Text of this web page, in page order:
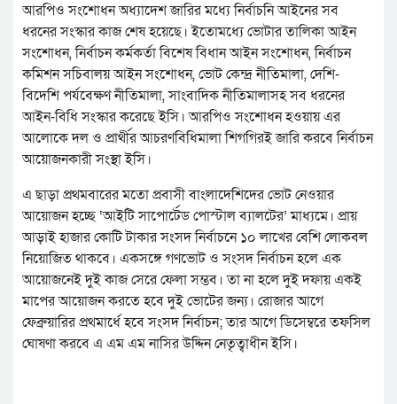
আরপিও সংশোধন অধ্যাদেশ জারির মধ্যে নির্বাচনি আইনের সব
ধরনের সংস্কার কাজ শেষ হয়েছে। ইতোমধ্যে ভোটার তালিকা আইন
সংশোধন, নির্বাচন কর্মকর্তা বিশেষ বিধান আইন সংশোধন, নির্বাচন
কমিশন সচিবালয় আইন সংশোধন, ভোট কেন্দ্র নীতিমালা, দেশি-
বিদেশি পর্যবেক্ষণ নীতিমালা, সাংবাদিক নীতিমালাসহ সব ধরনের
আইন-বিধি সংস্কার করেছে ইসি। আরপিও সংশোধন হওয়ায় এর
আলোকে দল ও প্রার্থীর আচরণবিধিমালা শিগগিরই জারি করবে নির্বাচন
আয়োজনকারী সংস্থা ইসি।
এ ছাড়া প্রথমবারের মতো প্রবাসী বাংলাদেশিদের ভোট নেওয়ার
আয়োজন হচ্ছে ‘আইটি সাপোর্টেড পোস্টাল ব্যালটের’ মাধ্যমে। প্রায়
আড়াই হাজার কোটি টাকার সংসদ নির্বাচনে ১০ লাখের বেশি লোকবল
নিয়োজিত থাকবে। একসঙ্গে গণভোট ও সংসদ নির্বাচন হলে এক
আয়োজনেই দুই কাজ সেরে ফেলা সম্ভব। তা না হলে দুই দফায় একই
মাপের আয়োজন করতে হবে দুই ভোটের জন্য। রোজার আগে
ফেব্রুয়ারির প্রথমার্ধে হবে সংসদ নির্বাচন; তার আগে ডিসেম্বরে তফসিল
ঘোষণা করবে এ এম এম নাসির উদ্দিন নেতৃত্বাধীন ইসি।